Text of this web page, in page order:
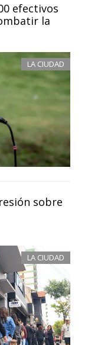
efectivos
la
LA CIUDAD
sobre
LA CIUDAD